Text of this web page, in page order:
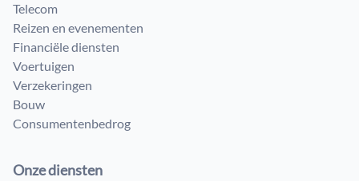
Telecom
Reizen en evenementen
Financiële diensten
Voertuigen
Verzekeringen
Bouw
Consumenten​bedrog
Onze diensten